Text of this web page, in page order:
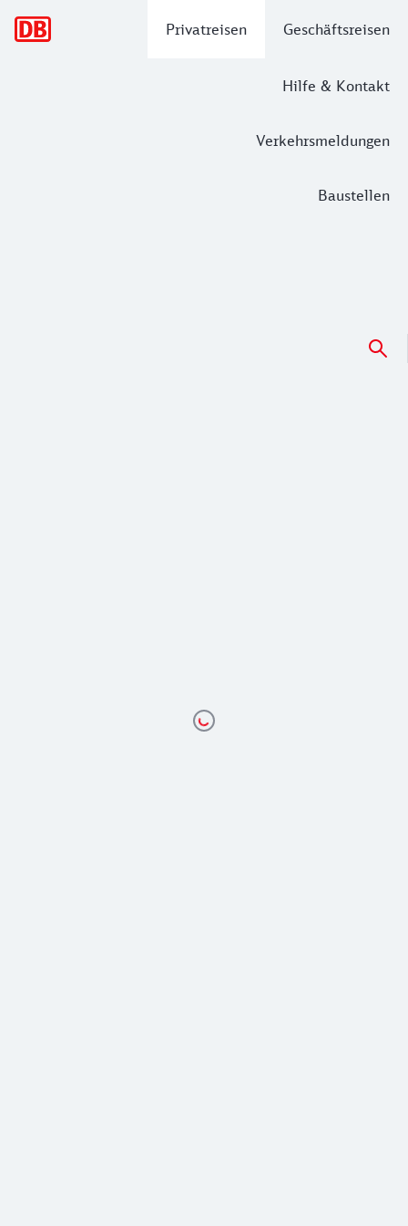
Privatreisen Geschäftsreisen
Hilfe & Kontakt
Verkehrsmeldungen
Baustellen